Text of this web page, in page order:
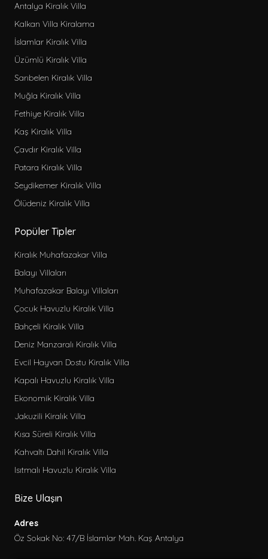
Evcil Hayvan Dostu Kiralık Villa
Kapalı Havuzlu Kiralık Villa
Aileye Uygun Kiralık Villa
Ekonomik Kiralık Villa
Denize Yakın Kiralık Villa
Jakuzili Kiralık Villa
Lüks Kiralık Villa
Saunalı Kiralık Villa
Lüks Muhafazakar Kiralık Villa
Kısa Süreli Kiralık Villa
Kahvaltı Dahil Kiralık Villa
Muhafazakar Kiralık Bungalov
Bahçeli Kiralık Bungalov
Kısa Süreli Kiralık Bungalov
Deniz Manzaralı Kiralık Apart
Jakuzili Kiralık Apart
Merkeze Yakın Kiralık Apart
Ekonomik Kiralık Apart
Hamamlı Kiralık Villa
Seçili ve seçilen herhangi biri
Antalya Kiralık Villa
Kalkan Villa Kiralama
İslamlar Kiralık Villa
Üzümlü Kiralık Villa
Sarıbelen Kiralık Villa
Muğla Kiralık Villa
Fethiye Kiralık Villa
Kaş Kiralık Villa
Çavdır Kiralık Villa
Patara Kiralık Villa
Seydikemer Kiralık Villa
Ölüdeniz Kiralık Villa
Popüler Tipler
Kiralık Muhafazakar Villa
Balayı Villaları
Muhafazakar Balayı Villaları
Çocuk Havuzlu Kiralık Villa
Bahçeli Kiralık Villa
Deniz Manzaralı Kiralık Villa
Evcil Hayvan Dostu Kiralık Villa
Kapalı Havuzlu Kiralık Villa
Ekonomik Kiralık Villa
Jakuzili Kiralık Villa
Kısa Süreli Kiralık Villa
Kahvaltı Dahil Kiralık Villa
Isıtmalı Havuzlu Kiralık Villa
Bize Ulaşın
Adres
Öz Sokak No: 47/B İslamlar Mah. Kaş Antalya